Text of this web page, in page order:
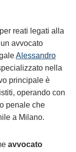
reati legati alla
avvocato
Alessandro
nella
principale è
operando con
penale che
a Milano.
avvocato